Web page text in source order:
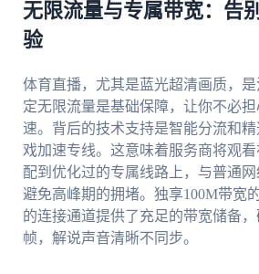
无限流量与专属带宽：告
验
体育直播，尤其是蓝光超清画质，
定无限流量是基础保障，让你不必
速。背后的技术支持是智能分流和
戏加速专线。这意味着服务商将观
配到优化过的专属线路上，与普通
避免高峰期的拥堵。独享100M带宽
的连接通道提供了充足的带宽储备
帧，解说声音清晰不同步。